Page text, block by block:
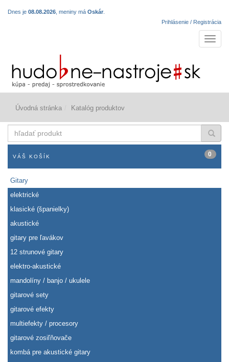
Dnes je 08.08.2026 , meniny má Oskár
Prihlásenie / Registrácia
Úvodná stránka Katalóg produktov
produkt
VÁŠ KOŠÍK 0
Gitary
elektrické
klasické (španielky)
akustické
gitary pre ľavákov
12 strunové gitary
elektro-akustické
mandolíny / banjo / ukulele
gitarové sety
gitarové efekty
multiefekty / procesory
gitarové zosiľňovače
kombá pre akustické gitary